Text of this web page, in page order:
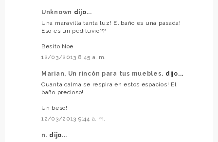
Unknown dijo...
Una maravilla tanta luz! El baño es una pasada!
Eso es un pediluvio??
Besito Noe
12/03/2013 8:45 a. m.
Marian, Un rincón para tus muebles. dijo...
Cuanta calma se respira en estos espacios! El
baño precioso!
Un beso!
12/03/2013 9:44 a. m.
n. dijo...